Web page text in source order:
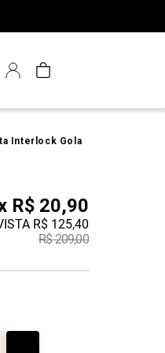
Interlock Gola
R$ 20,90
R$ 125,40
R$209,00